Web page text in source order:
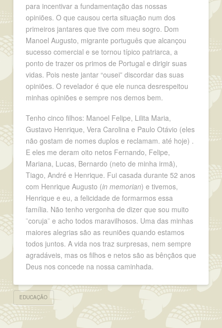
para incentivar a fundamentação das nossas
opiniões. O que causou certa situação num dos
primeiros jantares que tive com meu sogro. Dom
Manoel Augusto, migrante português que alcançou
sucesso comercial e se tornou típico patriarca, a
ponto de trazer os primos de Portugal e dirigir suas
vidas. Pois neste jantar “ousei” discordar das suas
opiniões. O revelador é que ele nunca desrespeitou
minhas opiniões e sempre nos demos bem.
Tenho cinco filhos: Manoel Felipe, Lilita Maria,
Gustavo Henrique, Vera Carolina e Paulo Otávio (eles
não gostam de nomes duplos e reclamam. até hoje) .
E eles me deram oito netos Fernando, Felipe,
Mariana, Lucas, Bernardo (neto de minha irmã),
Tiago, André e Henrique. Fui casada durante 52 anos
com Henrique Augusto (in memorian) e tivemos,
Henrique e eu, a felicidade de formarmos essa
família. Não tenho vergonha de dizer que sou muito
¨coruja¨ e acho todos maravilhosos. Uma das minhas
maiores alegrias são as reuniões quando estamos
todos juntos. A vida nos traz surpresas, nem sempre
agradáveis, mas os filhos e netos são as bênçãos que
Deus nos concede na nossa caminhada.
EDUCAÇÃO